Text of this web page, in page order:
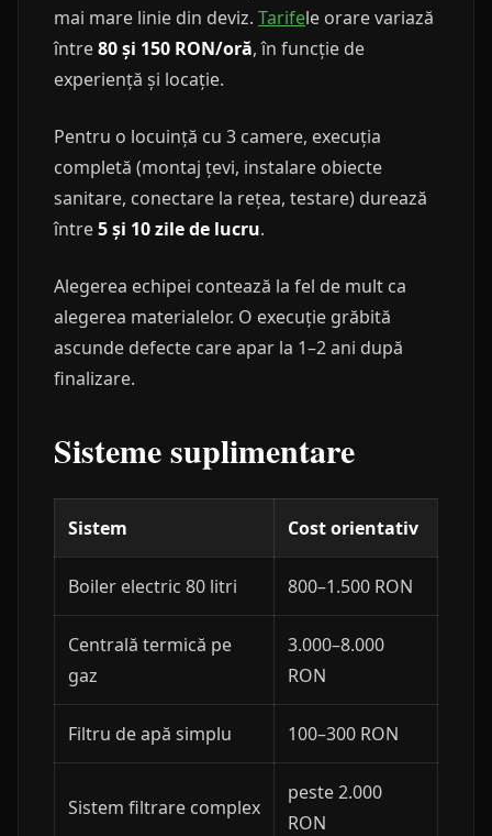
mai mare linie din deviz. Tarifele orare variază
între80 și 150 RON/oră, în funcție de
experiență și locație.
Pentru o locuință cu 3 camere, execuția
completă (montaj țevi, instalare obiecte
sanitare, conectare la rețea, testare) durează
între5 și 10 zile de lucru.
Alegerea echipei contează la fel de mult ca
alegerea materialelor. O execuție grăbită
ascunde defecte care apar la 1–2 ani după
finalizare.
Sisteme suplimentare
Sistem Cost orientativ
Boiler electric 80 litri 800–1.500 RON
Centrală termică pe
gaz
3.000–8.000
RON
Filtru de apă simplu 100–300 RON
Sistem filtrare complex
peste 2.000
RON